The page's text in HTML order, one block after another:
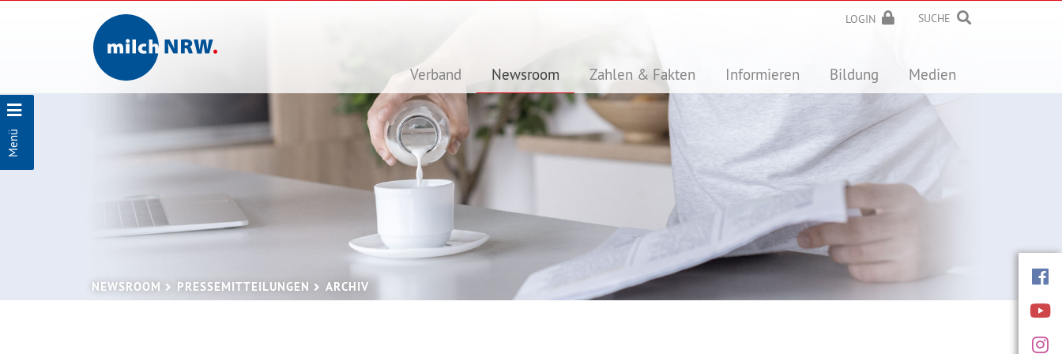
Menü
LOGIN SUCHE
Verband Newsroom Zahlen & Fakten Informieren Bildung Medien
NEWSROOM PRESSEMITTEILUNGEN ARCHIV